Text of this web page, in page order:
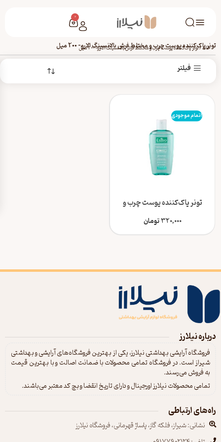
0
خانه/تونر پاک‌کننده پوست چرب و مختلط فرش بالانسینگ الارو- 200 میل
تونر پاک‌کننده پوست چرب و مختلط فرش بالانسینگ الارو- 200 میل
فیلتر
اتمام موجودی
تونر پاک‌کننده پوست چرب و
مختلط فرش بالانسینگ الارو-
200 میل
320,000تومان
درباره نیلارز
فروشگاه آرایشی بهداشتی نیلارز، یکی از بهترین فروشگاه‌های آرایشی و بهداشتی
شیراز است. در فروشگاه تمامی محصولات با ضمانت اصالت و با بهترین قیمت
به فروش می‌رسند.
تمامی محصولات نیلارز اورجینال و دارای تاریخ انقضا و بچ کد معتبر می‌باشند.
راه‌های ارتباطی
نشانی: شیراز، فلکه گاز، پاساژ قهرمانی، فروشگاه نیلارز